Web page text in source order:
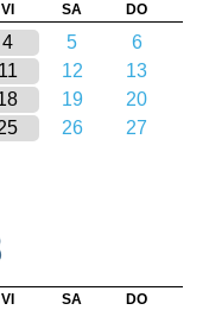
VI SA DO
4 5
6
11 12
13
19
20
26
27
VI SA DO